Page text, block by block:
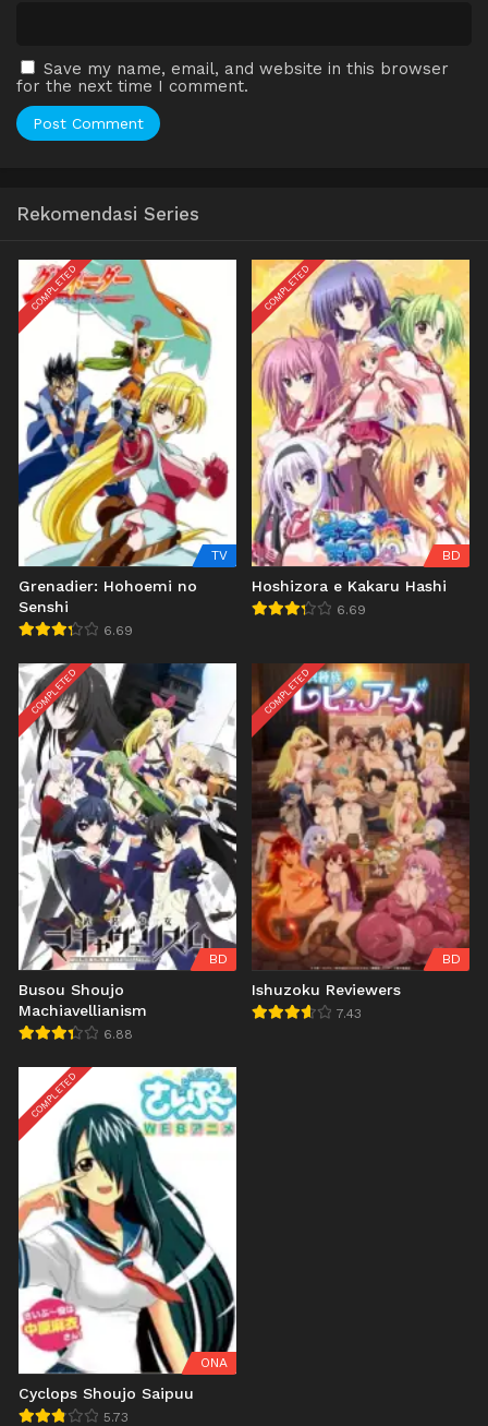
Save my name, email, and website in this browser
for the next time I comment.
Rekomendasi Series
COMPLETED
TV
Grenadier: Hohoemi no
Senshi
6.69
COMPLETED
BD
Hoshizora e Kakaru Hashi
6.69
COMPLETED
BD
Busou Shoujo
Machiavellianism
6.88
COMPLETED
BD
Ishuzoku Reviewers
7.43
COMPLETED
ONA
Cyclops Shoujo Saipuu
5.73